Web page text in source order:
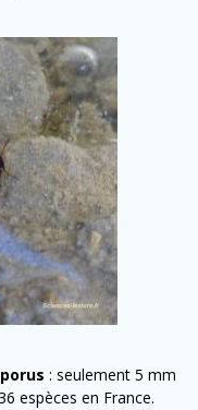
: seulement 5 mm
espèces en France.